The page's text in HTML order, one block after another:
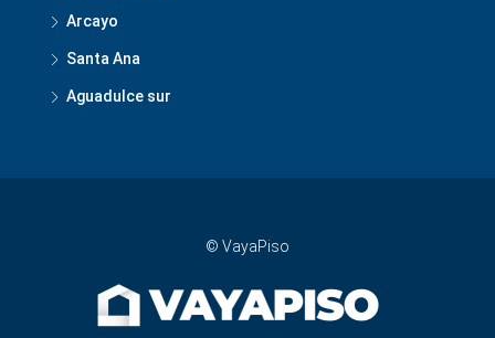
Arcayo
Santa Ana
Aguadulce sur
© VayaPiso